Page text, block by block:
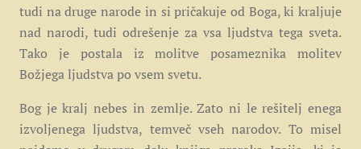
tudi na druge narode in si pričakuje od Boga, ki kraljuje
nad narodi, tudi odrešenje za vsa ljudstva tega sveta.
Tako je postala iz molitve posameznika molitev
Božjega ljudstva po vsem svetu.
Bog je kralj nebes in zemlje. Zato ni le rešitelj enega
izvoljenega ljudstva, temveč vseh narodov. To misel